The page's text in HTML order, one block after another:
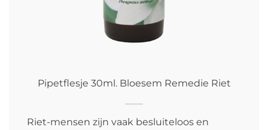
Pipetflesje 30ml. Bloesem Remedie Riet
Riet-mensen zijn vaak besluiteloos en